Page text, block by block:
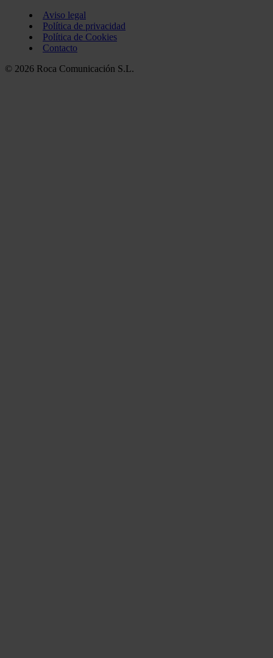
Aviso legal
Política de privacidad
Política de Cookies
Contacto
© 2026 Roca Comunicación S.L.